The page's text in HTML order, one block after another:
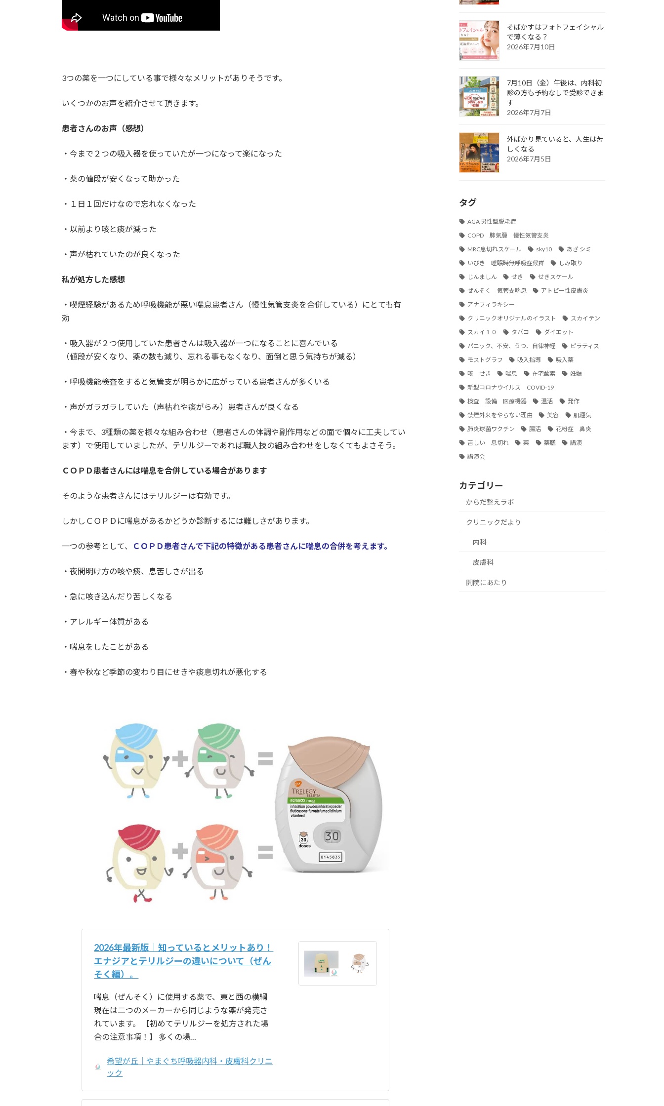
3つの薬を一つにしている事で様々なメリットがありそうです。
いくつかのお声を紹介させて頂きます。
患者さんのお声（感想）
・今まで２つの吸入器を使っていたが一つになって楽になった
・薬の値段が安くなって助かった
・１日１回だけなので忘れなくなった
・以前より咳と痰が減った
・声が枯れていたのが良くなった
私が処方した感想
・喫煙経験があるため呼吸機能が悪い喘息患者さん（慢性気管支炎を合併している）にとても有
効
・吸入器が２つ使用していた患者さんは吸入器が一つになることに喜んでいる
（値段が安くなり、薬の数も減り、忘れる事もなくなり、面倒と思う気持ちが減る）
・呼吸機能検査をすると気管支が明らかに広がっている患者さんが多くいる
・声がガラガラしていた（声枯れや痰がらみ）患者さんが良くなる
・今まで、3種類の薬を様々な組み合わせ（患者さんの体調や副作用などの面で個々に工夫してい
ます）で使用していましたが、テリルジーであれば職人技の組み合わせをしなくてもよさそう。
ＣＯＰＤ患者さんには喘息を合併している場合があります
そのような患者さんにはテリルジーは有効です。
しかしＣＯＰＤに喘息があるかどうか診断するには難しさがあります。
一つの参考として、 ＣＯＰＤ患者さんで下記の特徴がある患者さんに喘息の合併を考えます。
・夜間明け方の咳や痰、息苦しさが出る
・急に咳き込んだり苦しくなる
・アレルギー体質がある
・喘息をしたことがある
・春や秋など季節の変わり目にせきや痰息切れが悪化する
2026年最新版｜知っているとメリットあり！
エナジアとテリルジーの違いについて（ぜん
そく編）。
喘息（ぜんそく）に使用する薬で、東と西の横綱
現在は二つのメーカーから同じような薬が発売さ
れています。 【初めてテリルジーを処方された場
合の注意事項！】 多くの場…
希望が丘｜やまぐち呼吸器内科・皮膚科クリニ
ック
そばかすはフォトフェイシャル
で薄くなる？
2026年7月10日
7月10日（金）午後は、内科初
診の方も予約なしで受診できま
す
2026年7月7日
外ばかり見ていると、人生は苦
しくなる
2026年7月5日
タグ
AGA 男性型脱毛症
COPD 肺気腫 慢性気管支炎
MRC息切れスケール
sky10
あざ シミ
いびき 睡眠時無呼吸症候群
しみ取り
じんましん
せき
せきスケール
ぜんそく 気管支喘息
アトピー性皮膚炎
アナフィラキシー
クリニックオリジナルのイラスト
スカイテン
スカイ１０
タバコ
ダイエット
パニック、不安、うつ、自律神経
ピラティス
モストグラフ
吸入指導
吸入薬
咳 せき
喘息 在宅酸素
妊娠
新型コロナウイルス COVID-19
検査 設備 医療機器
温活
発作
禁煙外来をやらない理由
美容
肌運気
肺炎球菌ワクチン
腸活
花粉症 鼻炎
苦しい 息切れ
薬 薬膳
講演
講演会
カテゴリー
からだ整えラボ
クリニックだより
内科
皮膚科
開院にあたり